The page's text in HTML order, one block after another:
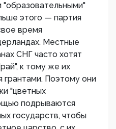
этого — партия
время
Местные
СНГ часто хотят
к тому же их
Поэтому они
"цветных
подрываются
государств, чтобы